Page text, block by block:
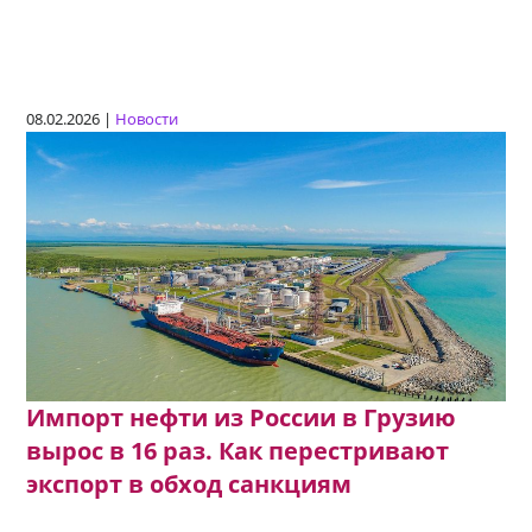
08.02.2026 | Новости
Импорт нефти из России в Грузию
вырос в 16 раз. Как перестривают
экспорт в обход санкциям